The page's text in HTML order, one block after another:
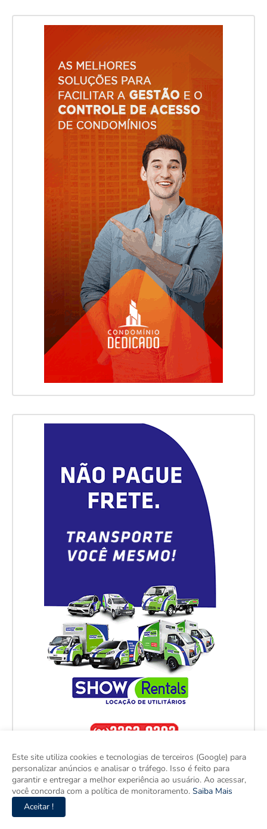
Este site utiliza cookies e tecnologias de terceiros (Google) para
personalizar anúncios e analisar o tráfego. Isso é feito para
garantir e entregar a melhor experiência ao usuário. Ao acessar,
você concorda com a política de monitoramento. Saiba Mais
Aceitar !